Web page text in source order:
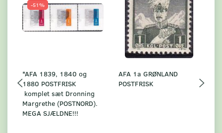
-51%
*AFA 1839, 1840 og
1880 POSTFRISK
komplet sæt Dronning
Margrethe (POSTNORD).
MEGA SJÆLDNE!!!
AFA 1a GRØNLAND
POSTFRISK